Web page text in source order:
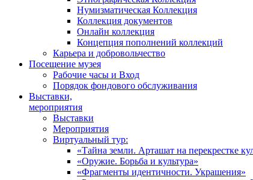
Нумизматическая Коллекция
Коллекция документов
Онлайн коллекция
Концепция пополнений коллекций
Карьера и добровольчество
Посещение музея
Рабочие часы и Вход
Порядок фондового обслуживания
Выставки,
мероприятия
Выставки
Мероприятия
Виртуальный тур:
«Тайна земли. Арташат на перекрестке
«Оружие. Борьба и культура»
«Фрагменты идентичности. Украшения»